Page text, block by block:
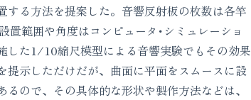
る方法を提案した。音響反射板の枚数は各竿
範囲や角度はコンピュータ･シミュレーショ
した1/10縮尺模型による音響実験でもその効果
提示しただけだが、曲面に平面をスムースに設
ので、その具体的な形状や製作方法などは、